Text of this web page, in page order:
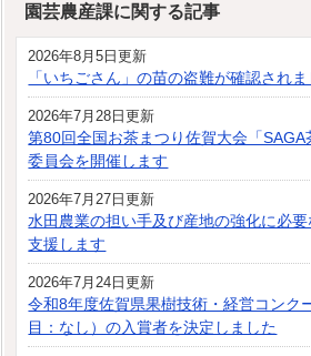
園芸農産課に関する記事
2026年8月5日更新
「いちごさん」の苗の盗難が確認されま
2026年7月28日更新
第80回全国お茶まつり佐賀大会「
委員会を開催します
2026年7月27日更新
水田農業の担い手及び産地の強化に必
支援します
2026年7月24日更新
令和8年度佐賀県果樹技術・経営コンク
目：なし）の入賞者を決定しました